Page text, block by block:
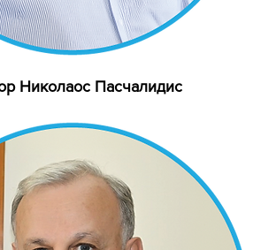
Николаос Пасчалидис